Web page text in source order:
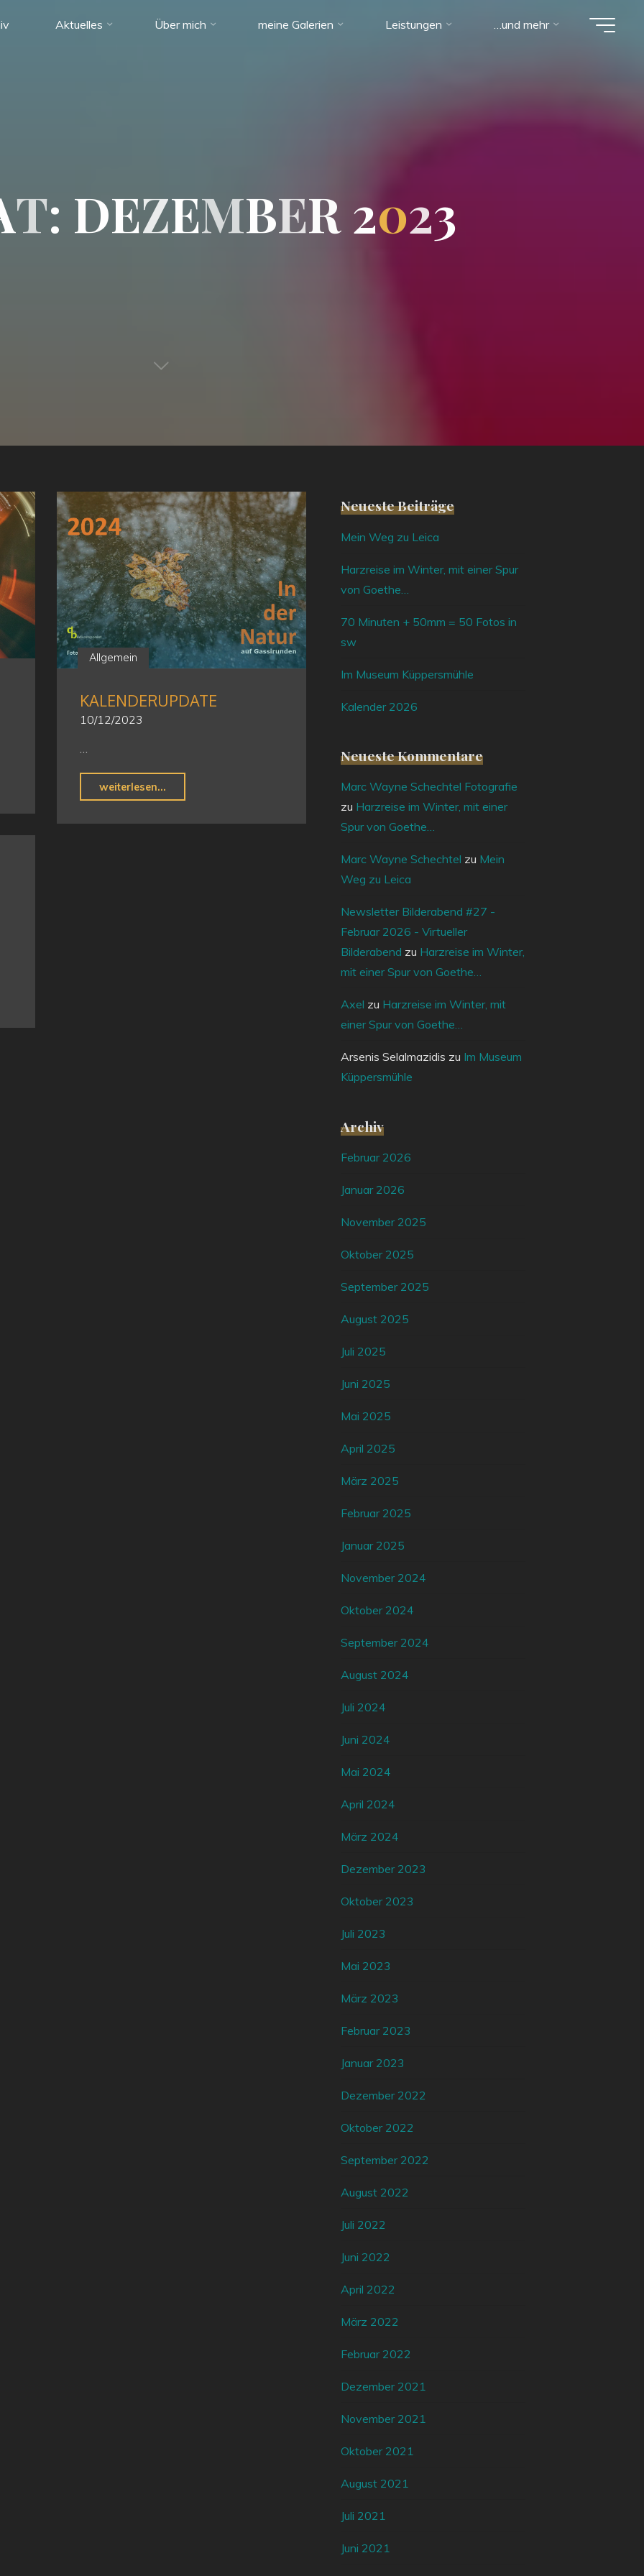
Aktuelles Über mich meine Galerien Leistungen …und mehr
T: DEZEMBER 2023
Allgemein
KALENDERUPDATE
10/12/2023
weiterlesen...
Neueste Beiträge
Mein Weg zu Leica
Harzreise im Winter, mit einer Spur
von Goethe…
70 Minuten + 50mm = 50 Fotos in
sw
Im Museum Küppersmühle
Kalender 2026
Neueste Kommentare
Marc Wayne Schechtel Fotografie
zu Harzreise im Winter, mit einer
Spur von Goethe…
Marc Wayne Schechtel zu Mein
Weg zu Leica
Newsletter Bilderabend #27 -
Februar 2026 - Virtueller
Bilderabend zu Harzreise im Winter,
mit einer Spur von Goethe…
Axel zu Harzreise im Winter, mit
einer Spur von Goethe…
Arsenis Selalmazidis zu Im Museum
Küppersmühle
Archiv
Februar 2026
Januar 2026
November 2025
Oktober 2025
September 2025
August 2025
Juli 2025
Juni 2025
Mai 2025
April 2025
März 2025
Februar 2025
Januar 2025
November 2024
Oktober 2024
September 2024
August 2024
Juli 2024
Juni 2024
Mai 2024
April 2024
März 2024
Dezember 2023
Oktober 2023
Juli 2023
Mai 2023
März 2023
Februar 2023
Januar 2023
Dezember 2022
Oktober 2022
September 2022
August 2022
Juli 2022
Juni 2022
April 2022
März 2022
Februar 2022
Dezember 2021
November 2021
Oktober 2021
August 2021
Juli 2021
Juni 2021